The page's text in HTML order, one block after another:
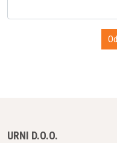
URNI D.O.O.